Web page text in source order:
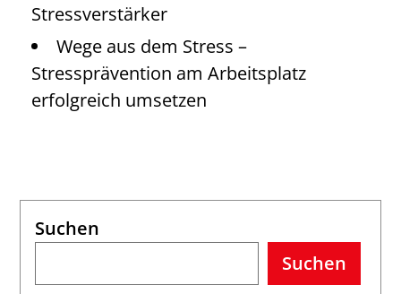
Stressverstärker
Wege aus dem Stress –
Stressprävention am Arbeitsplatz
erfolgreich umsetzen
Suchen
Suchen